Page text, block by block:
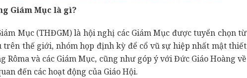
Giám Mục là gì?
Mục (THĐGM) là hội nghị các Giám Mục được tuyển chọn từ
trên thế giới, nhóm họp định kỳ để cổ vũ sự hiệp nhất mật thiết
Rôma và các Giám Mục, cũng như góp ý với Đức Giáo Hoàng về
đến các hoạt động của Giáo Hội.